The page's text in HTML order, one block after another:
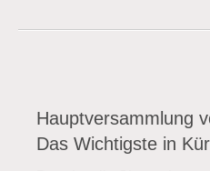
Hauptversammlung
Das Wichtigste in